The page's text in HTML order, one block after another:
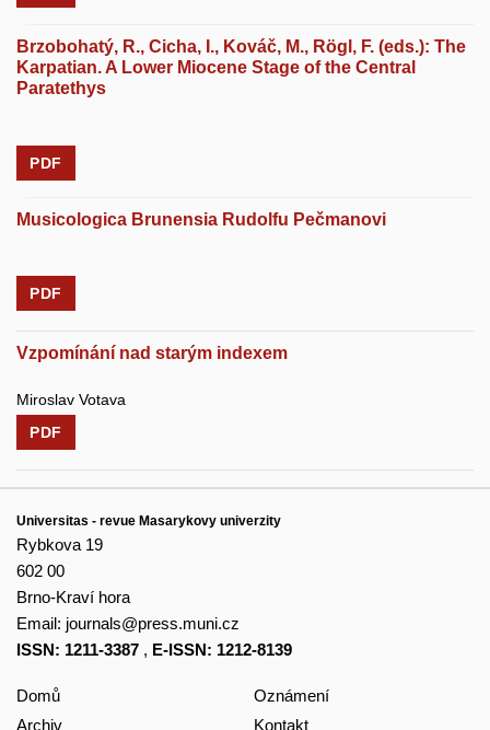
Brzobohatý, R., Cicha, I., Kováč, M., Rögl, F. (eds.): The
Karpatian. A Lower Miocene Stage of the Central
Paratethys
PDF
Musicologica Brunensia Rudolfu Pečmanovi
PDF
Vzpomínání nad starým indexem
Miroslav Votava
PDF
Universitas - revue Masarykovy univerzity
Rybkova 19
602 00
Brno-Kraví hora
Email: journals@press.muni.cz
ISSN: 1211-3387 , E-ISSN: 1212-8139
Domů
Archiv
Oznámení
Kontakt